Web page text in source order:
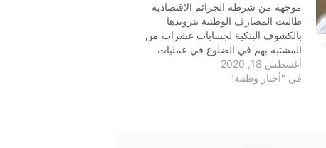
موجهة من شرطة الجرائم الاقتصادية
طالبت المصارف الوطنية بتزويدها
بالكشوف البنكية لجسابات عشرات من
المشتبه بهم في الضلوع في عمليات
فساد كشفها التحقيق البرلماني،
وأحيلت إلى شرطة الجرائم الاقتصادية،
أغسطس 18, 2020
في "أخبار وطنية"